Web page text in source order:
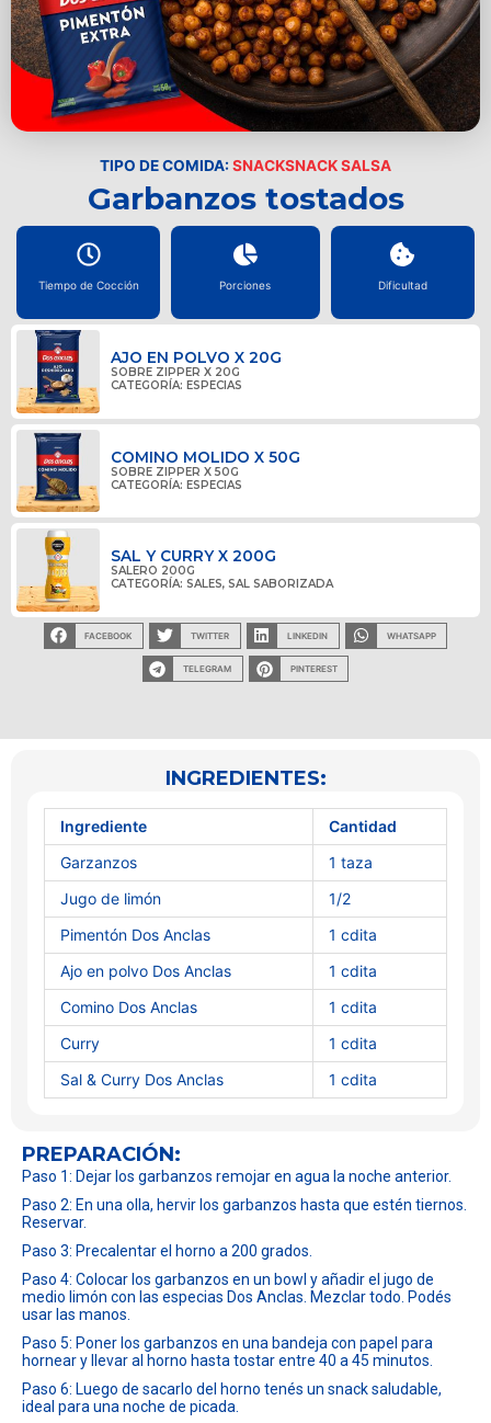
TIPO DE COMIDA: SNACKSNACK SALSA
Garbanzos tostados
Tiempo de Cocción Porciones Dificultad
AJO EN POLVO X 20G
SOBRE ZIPPER X 20G
CATEGORÍA: ESPECIAS
COMINO MOLIDO X 50G
SOBRE ZIPPER X 50G
CATEGORÍA: ESPECIAS
SAL Y CURRY X 200G
SALERO 200G
CATEGORÍA: SALES, SAL SABORIZADA
FACEBOOK TWITTER LINKEDIN WHATSAPP
TELEGRAM PINTEREST
INGREDIENTES:
Ingrediente
Cantidad
Garzanzos
1 taza
Jugo de limón
1/2
Pimentón Dos Anclas
1 cdita
Ajo en polvo Dos Anclas
1 cdita
Comino Dos Anclas
1 cdita
Curry
1 cdita
Sal & Curry Dos Anclas
1 cdita
PREPARACIÓN:
Paso 1: Dejar los garbanzos remojar en agua la noche anterior.
Paso 2: En una olla, hervir los garbanzos hasta que estén tiernos.
Reservar.
Paso 3: Precalentar el horno a 200 grados.
Paso 4: Colocar los garbanzos en un bowl y añadir el jugo de
medio limón con las especias Dos Anclas. Mezclar todo. Podés
usar las manos.
Paso 5: Poner los garbanzos en una bandeja con papel para
hornear y llevar al horno hasta tostar entre 40 a 45 minutos.
Paso 6: Luego de sacarlo del horno tenés un snack saludable,
ideal para una noche de picada.